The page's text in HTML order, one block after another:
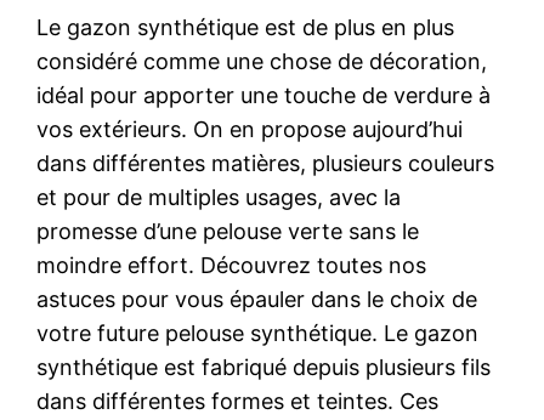
Le gazon synthétique est de plus en plus
considéré comme une chose de décoration,
idéal pour apporter une touche de verdure à
vos extérieurs. On en propose aujourd’hui
dans différentes matières, plusieurs couleurs
et pour de multiples usages, avec la
promesse d’une pelouse verte sans le
moindre effort. Découvrez toutes nos
astuces pour vous épauler dans le choix de
votre future pelouse synthétique. Le gazon
synthétique est fabriqué depuis plusieurs fils
dans différentes formes et teintes. Ces